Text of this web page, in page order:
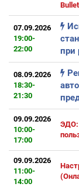
07.09.2026
19:00-
22:00
при
08.09.2026
18:30-
21:30
09.09.2026
10:00-
17:00
ЭДО:
09.09.2026
11:00-
14:00